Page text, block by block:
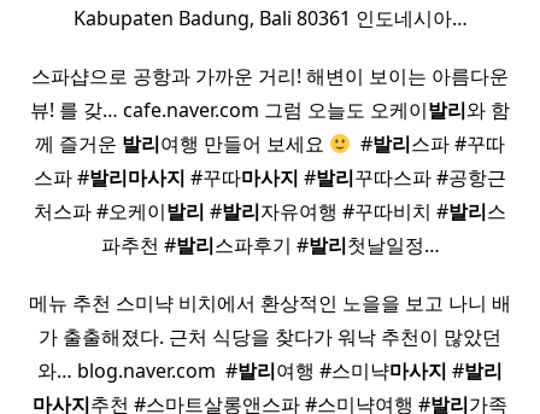
Kabupaten Badung, Bali 80361 인도네시아…
스파샵으로 공항과 가까운 거리! 해변이 보이는 아름다운
뷰! 를 갖… cafe.naver.com 그럼 오늘도 오케이발리와 함
께 즐거운 발리여행 만들어 보세요 ​ #발리스파 #꾸따
스파 #발리마사지 #꾸따마사지 #발리꾸따스파 #공항근
처스파 #오케이발리 #발리자유여행 #꾸따비치 #발리스
파추천 #발리스파후기 #발리첫날일정…
메뉴 추천 스미냑 비치에서 환상적인 노을을 보고 나니 배
가 출출해졌다. 근처 식당을 찾다가 워낙 추천이 많았던
와… blog.naver.com ​ #발리여행 #스미냑마사지 #발리
마사지추천 #스마트살롱앤스파 #스미냑여행 #발리가족